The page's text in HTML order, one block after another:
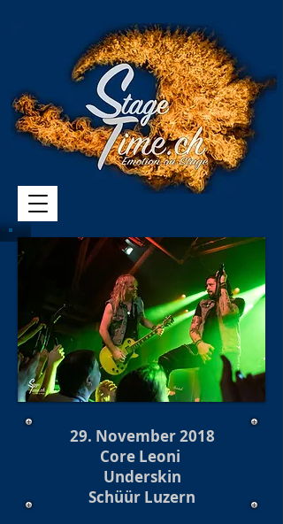
29. November 2018
Core Leoni
Underskin
Schüür Luzern